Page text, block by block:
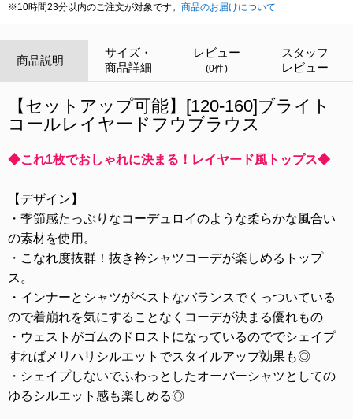
※10時間23分以内のご注文が対象です。 商品のお届けについて
商品説明
サイズ・
商品詳細
レビュー
(0件)
スタッフ
レビュー
【セットアップ可能】[120-160]ブライト
コールレイヤードフウブラウス
◆これ1枚でおしゃれに決まる！レイヤード風トップス◆
【デザイン】
・季節感たっぷりなコーデュロイのような柔らかな風合い
の素材を使用。
・こなれ度抜群！抜き衿シャツコーデが楽しめるトップ
ス。
・インナーとシャツがベストなバランスでくっついている
ので着崩れを気にすることなくコーデが決まる優れもの
・ウェストがゴムのドロストになっているのででシェイプ
すればメリハリシルエットでスタイルアップ効果も◎
・シェイプしないでふわっとしたオーバーシャツとしての
ゆるシルエット感も楽しめる◎